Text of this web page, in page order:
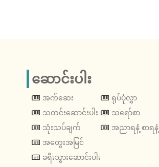
ဆောင်းပါး
အက်ဆေး
သတင်းဆောင်းပါး
သုံးသပ်ချက်
အတွေးအမြင်
ခရီးသွားဆောင်းပါး
ရုပ်ပုံလွှာ
သရော်စာ
အညာရနံ့ စာရနံ့